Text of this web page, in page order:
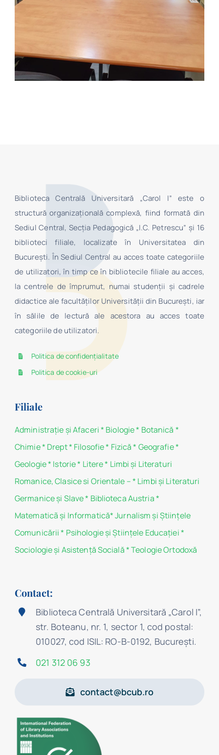
Biblioteca Centrală Universitară „Carol I” este o
structură organizaţională complexă, fiind formată din
Sediul Central, Secţia Pedagogică „I.C. Petrescu” şi 16
biblioteci filiale, localizate în Universitatea din
Bucureşti. În Sediul Central au acces toate categoriile
de utilizatori, în timp ce în bibliotecile filiale au acces,
la centrele de împrumut, numai studenţii şi cadrele
didactice ale facultăților Universității din București, iar
în sălile de lectură ale acestora au acces toate
categoriile de utilizatori.
Politica de confidențialitate
Politica de cookie-uri
Filiale
Administraţie şi Afaceri* Biologie* Botanică *
Chimie* Drept* Filosofie* Fizică * Geografie*
Geologie* Istorie* Litere* Limbi și Literaturi
Romanice, Clasice si Orientale –* Limbi și Literaturi
Germanice şi Slave* Biblioteca Austria*
Matematicã și Informatică*Jurnalism şi Ştiinţele
Comunicării * Psihologie şi Ştiinţele Educaţiei*
Sociologie şi Asistenţă Socială*Teologie Ortodoxă
Contact:
Biblioteca Centrală Universitară „Carol I”,
str. Boteanu, nr. 1, sector 1, cod postal:
010027, cod ISIL: RO-B-0192, Bucureşti.
021 312 06 93
contact@bcub.ro